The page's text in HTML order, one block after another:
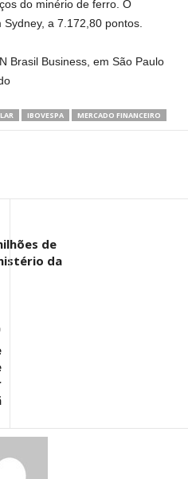
do minério de ferro. O
a 7.172,80 pontos.
Brasil Business, em São Paulo
IBOVESPA MERCADO FINANCEIRO
de
da